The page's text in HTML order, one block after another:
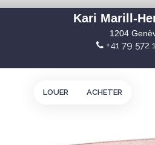
Kari Marill-
1204
+41 79 572
LOUER ACHETER